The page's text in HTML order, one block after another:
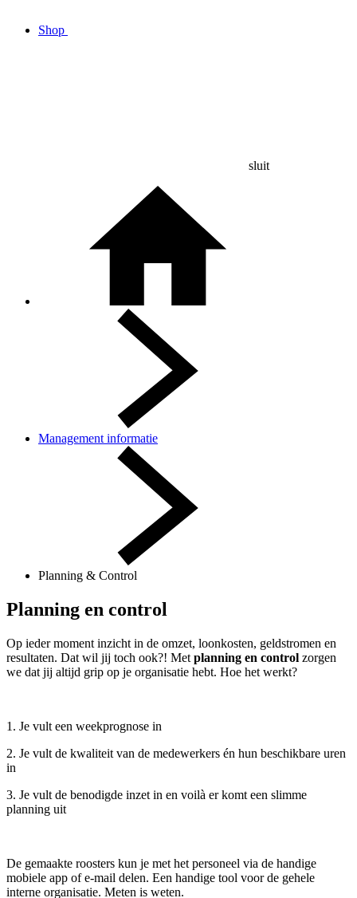
Shop
sluit
Management informatie
Planning & Control
Planning en control
Op ieder moment inzicht in de omzet, loonkosten, geldstromen en
resultaten. Dat wil jij toch ook?! Met planning en control zorgen
we dat jij altijd grip op je organisatie hebt. Hoe het werkt?
1. Je vult een weekprognose in
2. Je vult de kwaliteit van de medewerkers én hun beschikbare uren
in
3. Je vult de benodigde inzet in en voilà er komt een slimme
planning uit
De gemaakte roosters kun je met het personeel via de handige
mobiele app of e-mail delen. Een handige tool voor de gehele
interne organisatie. Meten is weten.